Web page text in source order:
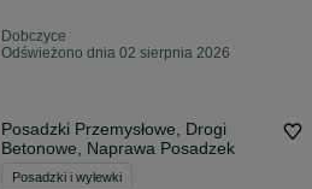
Dobczyce
Odświeżono dnia 02 sierpnia 2026
Posadzki Przemysłowe, Drogi
Betonowe, Naprawa Posadzek
Posadzki i wylewki